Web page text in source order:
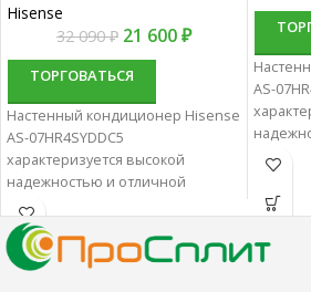
Hisense
32 090₽ 21 600₽
ТОРГОВАТЬСЯ
Настенный кондиционер Hisense
AS-07HR4SYDDC5
характеризуется высокой
надежностью и отличной
производительностью.
Настенные сплит-системы лучше
всего подходят для
кондиционирования небольших
AS-
всего
и